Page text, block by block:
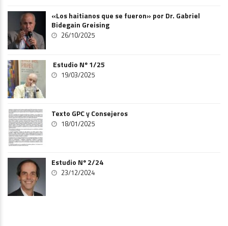
«Los haitianos que se fueron» por Dr. Gabriel
Bidegain Greising
26/10/2025
Estudio Nº 1/25
19/03/2025
Texto GPC y Consejeros
18/01/2025
Estudio Nº 2/24
23/12/2024